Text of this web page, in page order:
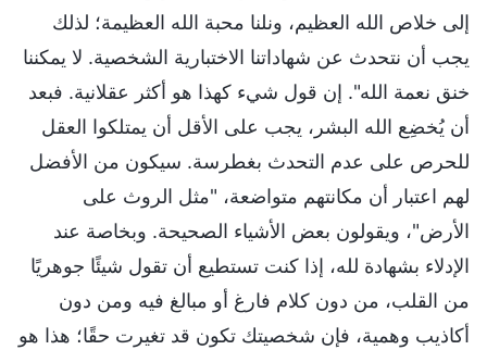
إلى خلاص الله العظيم، ونلنا محبة الله العظيمة؛ لذلك
يجب أن نتحدث عن شهاداتنا الاختبارية الشخصية. لا يمكننا
خنق نعمة الله". إن قول شيء كهذا هو أكثر عقلانية. فبعد
أن يُخضِع الله البشر، يجب على الأقل أن يمتلكوا العقل
للحرص على عدم التحدث بغطرسة. سيكون من الأفضل
لهم اعتبار أن مكانتهم متواضعة، "مثل الروث على
الأرض"، ويقولون بعض الأشياء الصحيحة. وبخاصة عند
الإدلاء بشهادة لله، إذا كنت تستطيع أن تقول شيئًا جوهريًا
من القلب، من دون كلام فارغ أو مبالغ فيه ومن دون
أكاذيب وهمية، فإن شخصيتك تكون قد تغيرت حقًا؛ هذا هو